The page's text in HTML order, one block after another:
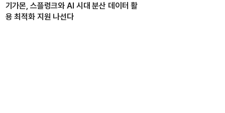
기가몬, 스플렁크와 AI 시대 분산 데이터 활
용 최적화 지원 나선다